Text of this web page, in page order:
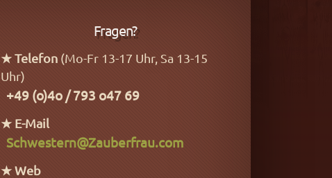
Fragen?
★ Telefon (Mo-Fr 13-17 Uhr, Sa 13-15
Uhr)
+49 (o)4o / 793 o47 69
★ E-Mail
Schwestern@Zauberfrau.com
★ Web